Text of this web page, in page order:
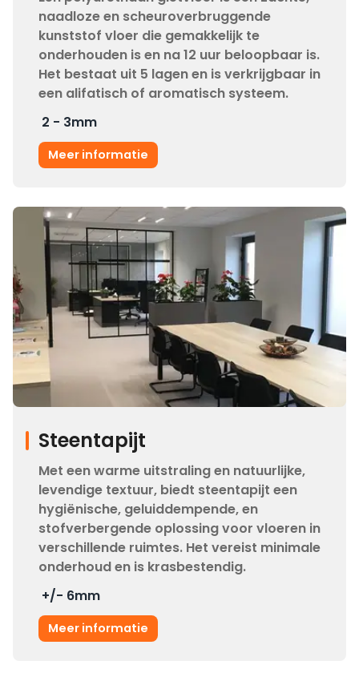
naadloze en scheuroverbruggende
kunststof vloer die gemakkelijk te
onderhouden is en na 12 uur beloopbaar is.
Het bestaat uit 5 lagen en is verkrijgbaar in
een alifatisch of aromatisch systeem.
2 - 3mm
Meer informatie
Steentapijt
Met een warme uitstraling en natuurlijke,
levendige textuur, biedt steentapijt een
hygiënische, geluiddempende, en
stofverbergende oplossing voor vloeren in
verschillende ruimtes. Het vereist minimale
onderhoud en is krasbestendig.
+/- 6mm
Meer informatie